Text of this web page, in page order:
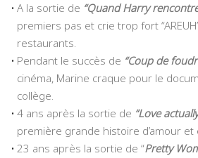
A la sortie de “Quand Harry
premiers pas et crie trop fort
restaurants.
Pendant le succès de “Coup de
cinéma, Marine craque pour le
collège.
4 ans après la sortie de “Love
première grande histoire d’amour et
23 ans après la sortie de “Pretty